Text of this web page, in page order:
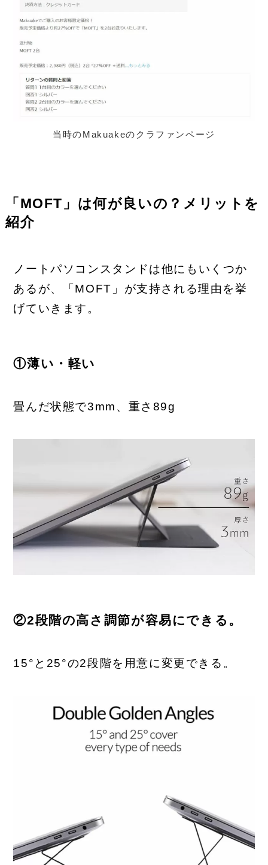
当時のMakuakeのクラファンページ
「MOFT」は何が良いの？メリットを
紹介
ノートパソコンスタンドは他にもいくつか
あるが、「MOFT」が支持される理由を挙
げていきます。
①薄い・軽い
畳んだ状態で3mm、重さ89g
②2段階の高さ調節が容易にできる。
15°と25°の2段階を用意に変更できる。